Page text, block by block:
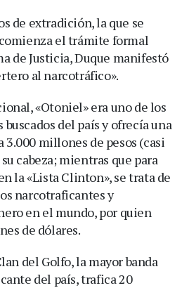
de extradición, la que se
el trámite formal
de Justicia, Duque manifestó
al narcotráfico».
«Otoniel» era uno de los
del país y ofrecía una
3.000 millones de pesos (casi
cabeza; mientras que para
la «Lista Clinton», se trata de
narcotraficantes y
en el mundo, por quien
de dólares.
del Golfo, la mayor banda
del país, trafica 20